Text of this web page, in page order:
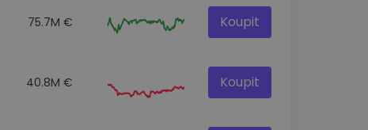
75.7M € Koupit
40.8M € Koupit